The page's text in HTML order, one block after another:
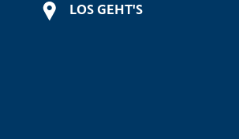
LOS GEHT'S